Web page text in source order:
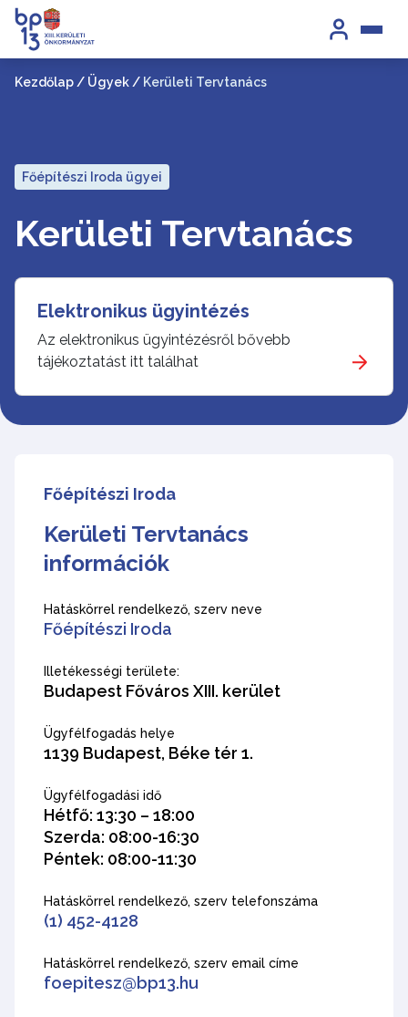
Kezdőlap / Ügyek / Kerületi Tervtanács
Főépítészi Iroda ügyei
Kerületi Tervtanács
Elektronikus ügyintézés
Az elektronikus ügyintézésről bővebb
tájékoztatást itt találhat
Főépítészi Iroda
Kerületi Tervtanács
információk
Hatáskörrel rendelkező, szerv neve
Főépítészi Iroda
Illetékességi területe:
Budapest Főváros XIII. kerület
Ügyfélfogadás helye
1139 Budapest, Béke tér 1.
Ügyfélfogadási idő
Hétfő: 13:30 – 18:00
Szerda: 08:00-16:30
Péntek: 08:00-11:30
Hatáskörrel rendelkező, szerv telefonszáma
(1) 452-4128
Hatáskörrel rendelkező, szerv email címe
foepitesz@bp13.hu